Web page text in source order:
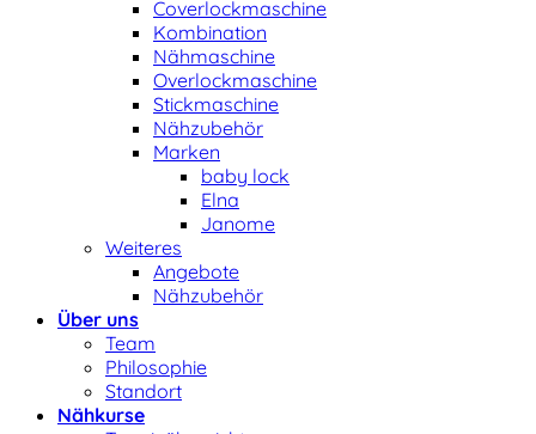
Coverlockmaschine
Kombination
Nähmaschine
Overlockmaschine
Stickmaschine
Nähzubehör
Marken
baby lock
Elna
Janome
Weiteres
Angebote
Nähzubehör
Über uns
Team
Philosophie
Standort
Nähkurse